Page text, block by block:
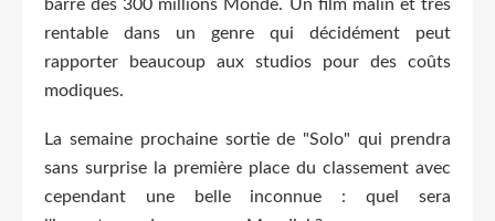
barre des 300 millions Monde. Un film malin et très
rentable dans un genre qui décidément peut
rapporter beaucoup aux studios pour des coûts
modiques.
La semaine prochaine sortie de "Solo" qui prendra
sans surprise la première place du classement avec
cependant une belle inconnue : quel sera